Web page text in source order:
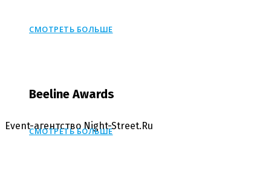
Event-агентство Night-Street.Ru
СМОТРЕТЬ БОЛЬШЕ
Beeline Awards
СМОТРЕТЬ БОЛЬШЕ